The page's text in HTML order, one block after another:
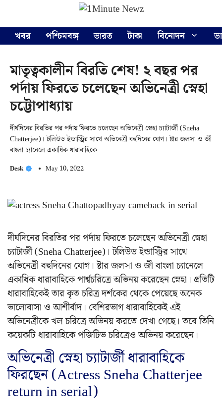
content
খবর
পশ্চিমবঙ্গ ভারত টাকা বিনোদন
মাতৃত্বকালীন বিরতি শেষ! ২ বছর পর
পর্দায় ফিরতে চলেছেন অভিনেত্রী স্নেহা
চট্টোপাধ্যায়
দীর্ঘদিনের বিরতির পর পর্দায় ফিরতে চলেছেন অভিনেত্রী স্নেহা চ্যাটার্জী (Sneha
Chatterjee)। টলিউড ইন্ডাস্ট্রির সাথে অভিনেত্রী বহুদিনের যোগ। ষ্টার জলসা ও জী
বাংলা চ্যানেলে একাধিক ধারাবাহিকে
Desk May 10, 2022
দীর্ঘদিনের বিরতির পর পর্দায় ফিরতে চলেছেন অভিনেত্রী স্নেহা
চ্যাটার্জী (Sneha Chatterjee)। টলিউড ইন্ডাস্ট্রির সাথে
অভিনেত্রী বহুদিনের যোগ। ষ্টার জলসা ও জী বাংলা চ্যানেলে
একাধিক ধারাবাহিকে পার্শ্বচরিত্রে অভিনয় করেছেন স্নেহা। প্রতিটি
ধারাবাহিকেই তার কৃত চরিত্র দর্শকের থেকে পেয়েছে অনেক
ভালোবাসা ও আশীর্বাদ। বেশিরভাগ ধারাবাহিকেই এই
অভিনেত্রীকে খল চরিত্রে অভিনয় করতে দেখা গেছে। তবে তিনি
কয়েকটি ধারাবাহিকে পজিটিভ চরিত্রেও অভিনয় করেছেন।
অভিনেত্রী স্নেহা চ্যাটার্জী ধারাবাহিকে
ফিরছেন (Actress Sneha Chatterjee
return in serial)